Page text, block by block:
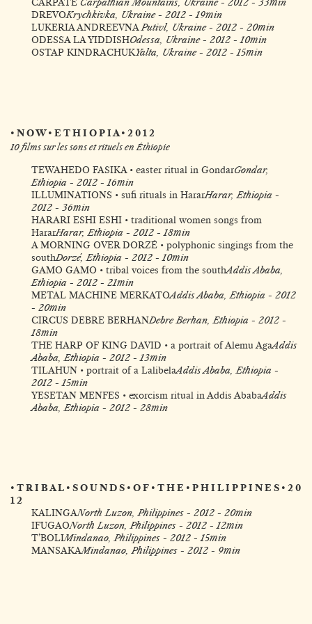
CARPATE Carpathian Mountains, Ukraine - 2012 - 33min
DREVOKrychkivka, Ukraine - 2012 - 19min
LUKERIA ANDREEVNA Putivl, Ukraine - 2012 - 20min
ODESSA LA YIDDISHOdessa, Ukraine - 2012 - 10min
OSTAP KINDRACHUKYalta, Ukraine - 2012 - 15min
• N O W • E T H I O P I A • 2 0 1 2
10 films sur les sons et rituels en Éthiopie
TEWAHEDO FASIKA • easter ritual in GondarGondar,
Ethiopia - 2012 - 16min
ILLUMINATIONS • sufi rituals in HararHarar, Ethiopia -
2012 - 36min
HARARI ESHI ESHI • traditional women songs from
HararHarar, Ethiopia - 2012 - 18min
A MORNING OVER DORZÉ • polyphonic singings from the
southDorzé, Ethiopia - 2012 - 10min
GAMO GAMO • tribal voices from the southAddis Ababa,
Ethiopia - 2012 - 21min
METAL MACHINE MERKATOAddis Ababa, Ethiopia - 2012
- 20min
CIRCUS DEBRE BERHANDebre Berhan, Ethiopia - 2012 -
18min
THE HARP OF KING DAVID • a portrait of Alemu AgaAddis
Ababa, Ethiopia - 2012 - 13min
TILAHUN • portrait of a LalibelaAddis Ababa, Ethiopia -
2012 - 15min
YESETAN MENFES • exorcism ritual in Addis AbabaAddis
Ababa, Ethiopia - 2012 - 28min
• T R I B A L • S O U N D S • O F • T H E • P H I L I P P I N E S • 2 0
1 2
KALINGANorth Luzon, Philippines - 2012 - 20min
IFUGAONorth Luzon, Philippines - 2012 - 12min
T’BOLIMindanao, Philippines - 2012 - 15min
MANSAKAMindanao, Philippines - 2012 - 9min